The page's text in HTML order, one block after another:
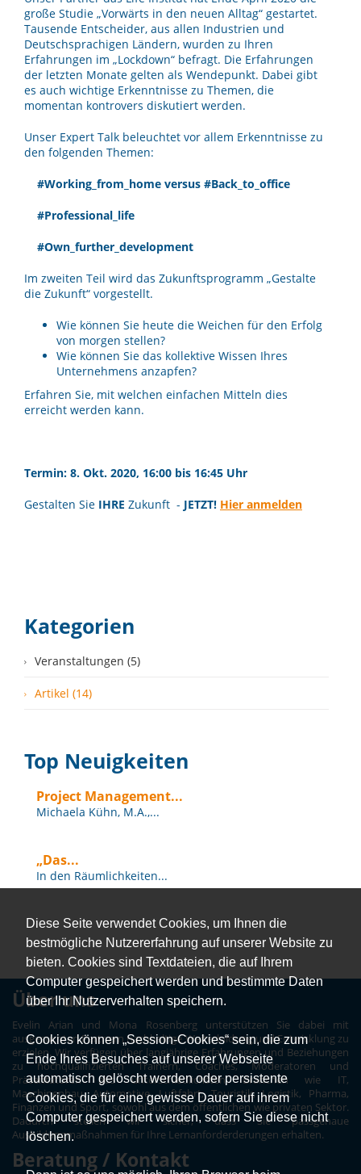
Diese Seite verwendet Cookies, um Ihnen die
bestmögliche Nutzererfahrung auf unserer Website zu
bieten. Cookies sind Textdateien, die auf Ihrem
Computer gespeichert werden und bestimmte Daten
über Ihr Nutzerverhalten speichern.
Cookies können „Session-Cookies“ sein, die zum
Ende Ihres Besuches auf unserer Webseite
automatisch gelöscht werden oder persistente
Cookies, die für eine gewisse Dauer auf ihrem
Computer gespeichert werden, sofern Sie diese nicht
löschen.
große Studie „Vorwärts in den neuen Alltag“ gestartet.
Tausende Entscheider, aus allen Industrien und
Deutschsprachigen Ländern, wurden zu Ihren
Erfahrungen im „Lockdown“ befragt. Die Erfahrungen
der letzten Monate gelten als Wendepunkt. Dabei gibt
es auch wichtige Erkenntnisse zu Themen, die
momentan kontrovers diskutiert werden.
Unser Expert Talk beleuchtet vor allem Erkenntnisse zu
den folgenden Themen:
#Working_from_home versus #Back_to_office
#Professional_life
#Own_further_development
Im zweiten Teil wird das Zukunftsprogramm „Gestalte
die Zukunft“ vorgestellt.
Wie können Sie heute die Weichen für den Erfolg
von morgen stellen?
Wie können Sie das kollektive Wissen Ihres
Unternehmens anzapfen?
Erfahren Sie, mit welchen einfachen Mitteln dies
erreicht werden kann.
Termin: 8. Okt. 2020, 16:00 bis 16:45 Uhr
Gestalten Sie IHRE Zukunft - JETZT! Hier anmelden
Kategorien
Veranstaltungen (5)
Artikel (14)
Top Neuigkeiten
Project Management...
Michaela Kühn, M.A.,...
„Das...
In den Räumlichkeiten...
Über uns
Evelin Arian und Mona Rosenberg unterstützen Sie dabei mit
ausgesuchten Partnern nachhaltige Weiterbildung und Entwicklung zu
erzielen. Wir verfügen über langjährige Erfahrungen und Beziehungen
zu hochqualifizierten Trainern, Coaches, Moderatoren und
Präsentatoren aus unterschiedlichsten Branchen wie IT,
Maschinenbau, Automotive, Luftfahrt, Touristik, Logistik, Pharma,
Finanzen und Sport, sowohl aus dem öffentlichen wie privaten Sektor.
Dadurch stellen wir sicher, dass Sie passgenaue
Ausbildungmaßnahmen für Ihre Lernanforderderungen erhalten.
Beratung / Kontakt